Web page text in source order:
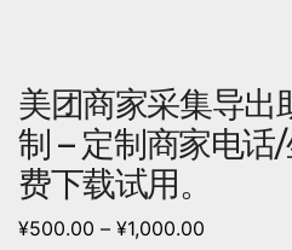
美团商家采集导出
制 – 定制商家电话
费下载试用。
¥500.00 – ¥1,000.00